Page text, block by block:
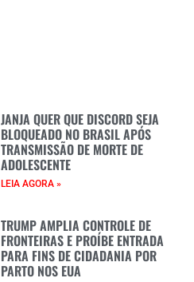
JANJA QUER QUE DISCORD SEJA
BLOQUEADO NO BRASIL APÓS
TRANSMISSÃO DE MORTE DE
ADOLESCENTE
LEIA AGORA »
TRUMP AMPLIA CONTROLE DE
FRONTEIRAS E PROÍBE ENTRADA
PARA FINS DE CIDADANIA POR
PARTO NOS EUA